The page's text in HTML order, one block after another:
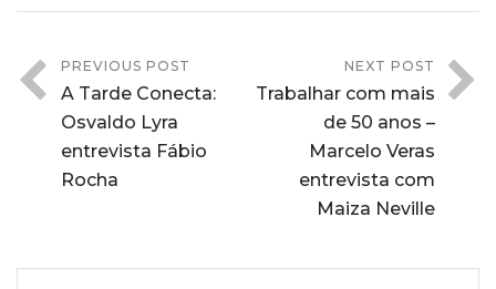
PREVIOUS POST
A Tarde Conecta:
Osvaldo Lyra
entrevista Fábio
Rocha
NEXT POST
Trabalhar com mais
de 50 anos –
Marcelo Veras
entrevista com
Maiza Neville